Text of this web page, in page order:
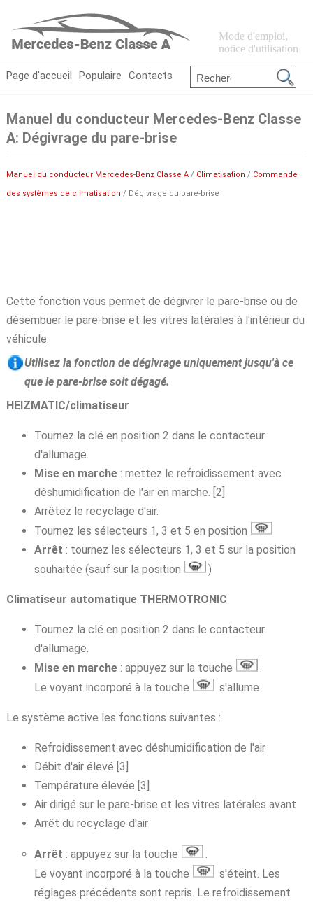
Mode d'emploi,
notice d'utilisation
Page d'accueil Populaire Contacts
Manuel du conducteur Mercedes-Benz Classe
A: Dégivrage du pare-brise
Manuel du conducteur Mercedes-Benz Classe A/ Climatisation / Commande
des systèmes de climatisation / Dégivrage du pare-brise
Cette fonction vous permet de dégivrer le pare-brise ou de
désembuer le pare-brise et les vitres latérales à l'intérieur du
véhicule.
Utilisez la fonction de dégivrage uniquement jusqu'à ce
que le pare-brise soit dégagé.
HEIZMATIC/climatiseur
Tournez la clé en position 2 dans le contacteur
d'allumage.
Mise en marche : mettez le refroidissement avec
déshumidification de l'air en marche. [2]
Arrêtez le recyclage d'air.
Tournez les sélecteurs 1, 3 et 5 en position
Arrêt : tournez les sélecteurs 1, 3 et 5 sur la position
souhaitée (sauf sur la position
)
Climatiseur automatique THERMOTRONIC
Tournez la clé en position 2 dans le contacteur
d'allumage.
Mise en marche : appuyez sur la touche
Le voyant incorporé à la touche
s'allume.
Le système active les fonctions suivantes :
Refroidissement avec déshumidification de l'air
Débit d'air élevé [3]
Température élevée [3]
Air dirigé sur le pare-brise et les vitres latérales avant
Arrêt du recyclage d'air
Arrêt : appuyez sur la touche
Le voyant incorporé à la touche
s'éteint. Les
réglages précédents sont repris. Le refroidissement